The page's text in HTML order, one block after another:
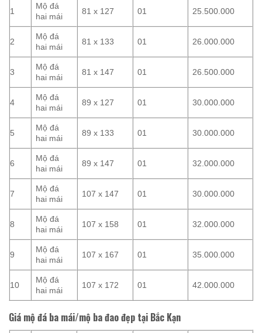
1
Mộ đá
hai mái
81 x 127 01 25.500.000
2
Mộ đá
hai mái
81 x 133 01 26.000.000
3
Mộ đá
hai mái
81 x 147 01 26.500.000
4
Mộ đá
hai mái
89 x 127 01 30.000.000
5
Mộ đá
hai mái
89 x 133 01 30.000.000
6
Mộ đá
hai mái
89 x 147 01 32.000.000
7
Mộ đá
hai mái
107 x 147 01 30.000.000
8
Mộ đá
hai mái
107 x 158 01 32.000.000
9
Mộ đá
hai mái
107 x 167 01 35.000.000
10
Mộ đá
hai mái
107 x 172 01 42.000.000
Giá mộ đá ba mái/mộ ba đao đẹp tại Bắc Kạn